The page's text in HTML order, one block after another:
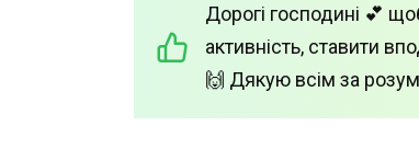
Дорогі господині 💕
активність, ставити
🙌 Дякую всім за